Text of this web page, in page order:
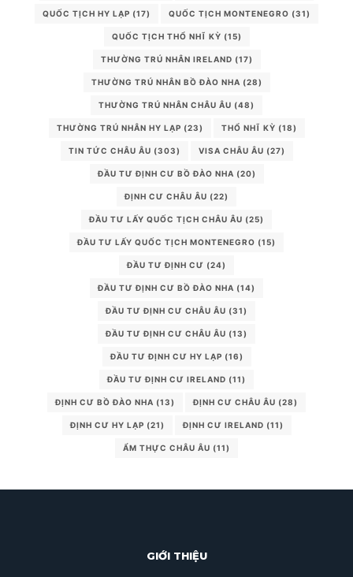
QUỐC TỊCH HY LẠP (17) QUỐC TỊCH MONTENEGRO (31)
QUỐC TỊCH THỔ NHĨ KỲ (15)
THƯỜNG TRÚ NHÂN IRELAND (17)
THƯỜNG TRÚ NHÂN BỒ ĐÀO NHA (28)
THƯỜNG TRÚ NHÂN CHÂU ÂU (48)
THƯỜNG TRÚ NHÂN HY LẠP (23) THỔ NHĨ KỲ (18)
TIN TỨC CHÂU ÂU (303) VISA CHÂU ÂU (27)
ĐẦU TƯ ĐỊNH CƯ BỒ ĐÀO NHA (20)
ĐỊNH CƯ CHÂU ÂU (22)
ĐẦU TƯ LẤY QUỐC TỊCH CHÂU ÂU (25)
ĐẦU TƯ LẤY QUỐC TỊCH MONTENEGRO (15)
ĐẦU TƯ ĐỊNH CƯ (24)
ĐẦU TƯ ĐỊNH CƯ BỒ ĐÀO NHA (14)
ĐẦU TƯ ĐỊNH CƯ CHÂU ÂU (31)
ĐẦU TƯ ĐỊNH CƯ CHÂU ÂU (13)
ĐẦU TƯ ĐỊNH CƯ HY LẠP (16)
ĐẦU TƯ ĐỊNH CƯ IRELAND (11)
ĐỊNH CƯ BỒ ĐÀO NHA (13) ĐỊNH CƯ CHÂU ÂU (28)
ĐỊNH CƯ HY LẠP (21) ĐỊNH CƯ IRELAND (11)
ẨM THỰC CHÂU ÂU (11)
GIỚI THIỆU